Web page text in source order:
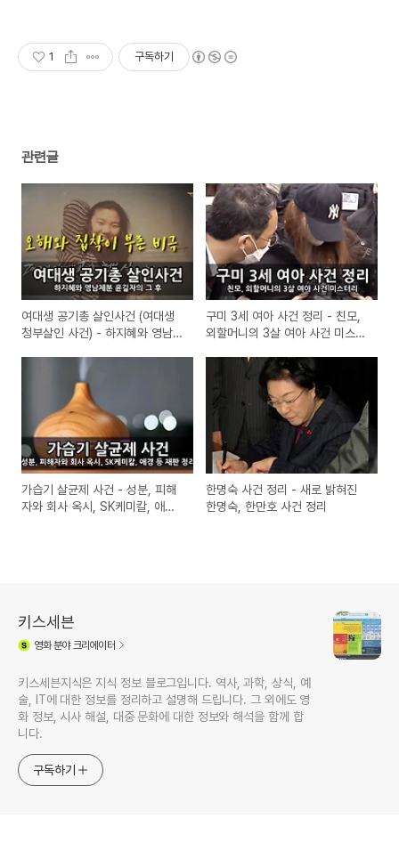
1 구독하기
관련글
여대생 공기총 살인사건 (여대생
청부살인 사건) - 하지혜와 영남제
구미 3세 여아 사건 정리 - 친모,
외할머니의 3살 여아 사건 미스터
가습기 살균제 사건 - 성분, 피해
자와 회사 옥시, SK케미칼, 애경
한명숙 사건 정리 - 새로 밝혀진
한명숙, 한만호 사건 정리
키스세븐
영화분야 크리에이터
키스세븐지식은 지식 정보 블로그입니다. 역사, 과학, 상식, 예
술, IT에 대한 정보를 정리하고 설명해 드립니다. 그 외에도 영
화 정보, 시사 해설, 대중 문화에 대한 정보와 해석을 함께 합
니다.
구독하기